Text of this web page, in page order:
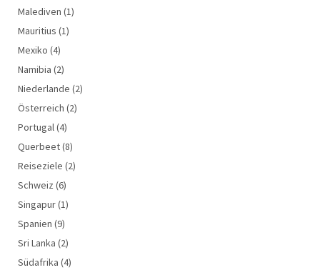
Malediven (1)
Mauritius (1)
Mexiko (4)
Namibia (2)
Niederlande (2)
Österreich (2)
Portugal(4)
Querbeet(8)
Reiseziele (2)
Schweiz (6)
Singapur(1)
Spanien (9)
Sri Lanka (2)
Südafrika (4)